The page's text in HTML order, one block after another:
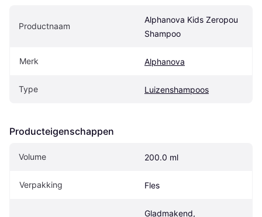
Productnaam
Alphanova Kids Zeropou
Shampoo
Merk Alphanova
Type Luizenshampoos
Producteigenschappen
Volume 200.0 ml
Verpakking Fles
Gladmakend,